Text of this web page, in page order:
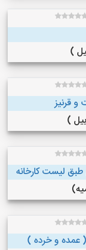
قرنیز
لیست کارخانه
عمده و خرده )